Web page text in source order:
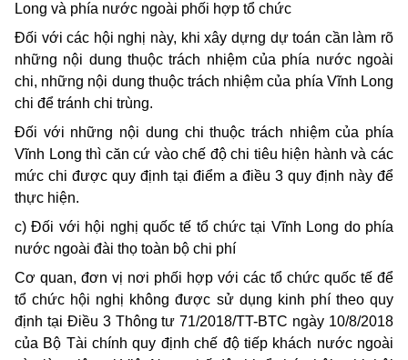
Long và phía nước ngoài phối hợp tổ chức
Đối với các hội nghị này, khi xây dựng dự toán cần làm rõ
những nội dung thuộc trách nhiệm của phía nước ngoài
chi, những nội dung thuộc trách nhiệm của phía Vĩnh Long
chi để tránh chi trùng.
Đối với những nội dung chi thuộc trách nhiệm của phía
Vĩnh Long thì căn cứ vào chế độ chi tiêu hiện hành và các
mức chi được quy định tại điểm a điều 3 quy định này để
thực hiện.
c) Đối với hội nghị quốc tế tổ chức tại Vĩnh Long do phía
nước ngoài đài thọ toàn bộ chi phí
Cơ quan, đơn vị nơi phối hợp với các tổ chức quốc tế để
tổ chức hội nghị không được sử dụng kinh phí theo quy
định tại Điều 3 Thông tư 71/2018/TT-BTC ngày 10/8/2018
của Bộ Tài chính quy định chế độ tiếp khách nước ngoài